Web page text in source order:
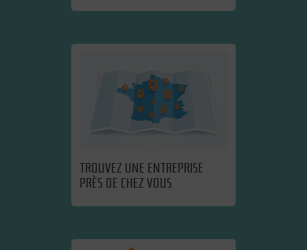
TROUVEZ UNE ENTREPRISE
PRÈS DE CHEZ VOUS